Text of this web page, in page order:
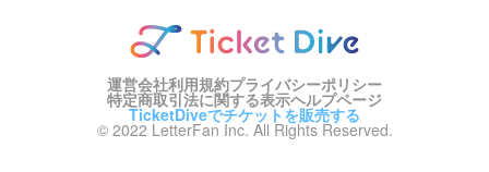
運営会社利用規約プライバシーポリシー
特定商取引法に関する表示ヘルプページ
TicketDiveでチケットを販売する
© 2022 LetterFan Inc. All Rights Reserved.